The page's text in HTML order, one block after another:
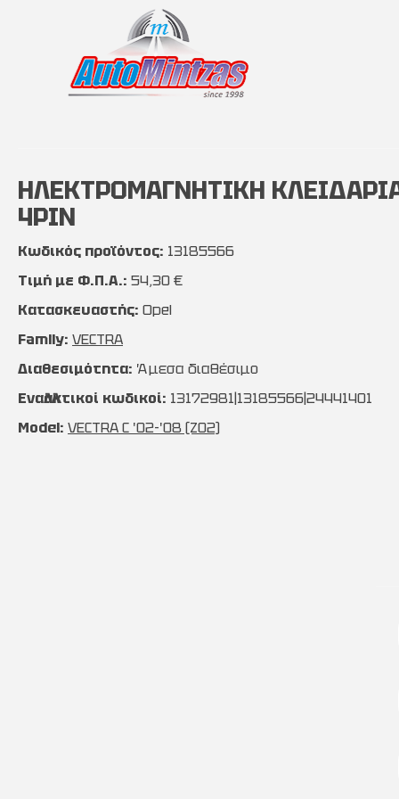
ΗΛΕΚΤΡΟΜΑΓΝΗΤΙΚΗ ΚΛΕΙΔΑΡΙΑ
4PIN
Κωδικός προϊόντος: 13185566
Τιμή με Φ.Π.Α.: 54,30 €
Κατασκευαστής: Opel
Family: VECTRA
Διαθεσιμότητα: Άμεσα διαθέσιμο
Εναλλακτικοί κωδικοί: 13172981|13185566|24441401
Model: VECTRA C '02-'08 (Z02)